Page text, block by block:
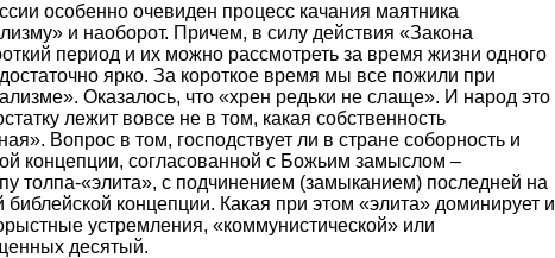
особенно очевиден процесс качания маятника
и наоборот. Причем, в силу действия «Закона
период и их можно рассмотреть за время жизни одного
ярко. За короткое время мы все пожили при
Оказалось, что «хрен редьки не слаще». И народ это
лежит вовсе не в том, какая собственность
Вопрос в том, господствует ли в стране соборность и
концепции, согласованной с Божьим замыслом –
толпа-«элита», с подчинением (замыканием) последней на
концепции. Какая при этом «элита» доминирует и
устремления, «коммунистической» или
десятый.